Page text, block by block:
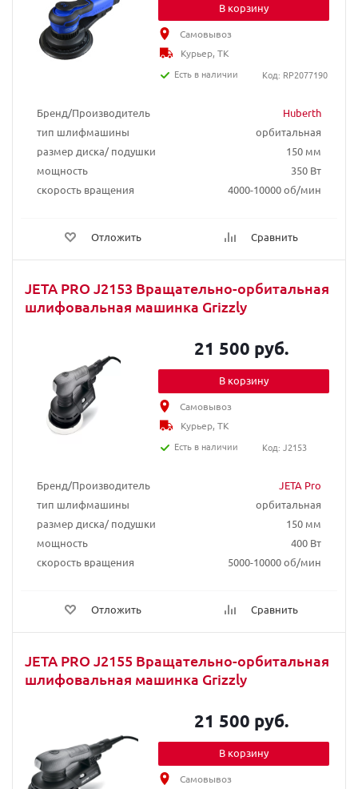
Бренд/Производитель
Huberth
тип шлифмашины
орбитальная
размер диска/ подушки
150 мм
мощность
350 Вт
скорость вращения
4000-10000 об/мин
Отложить Сравнить
В корзину
Самовывоз
Курьер, ТК
Есть в наличии
Код: RP2077190
JETA PRO J2153 Вращательно-орбитальная
шлифовальная машинка Grizzly
Бренд/Производитель
JETA Pro
тип шлифмашины
орбитальная
размер диска/ подушки
150 мм
мощность
400 Вт
скорость вращения
5000-10000 об/мин
Отложить Сравнить
21 500 руб.
В корзину
Самовывоз
Курьер, ТК
Есть в наличии
Код: J2153
JETA PRO J2155 Вращательно-орбитальная
шлифовальная машинка Grizzly
21 500 руб.
В корзину
Самовывоз